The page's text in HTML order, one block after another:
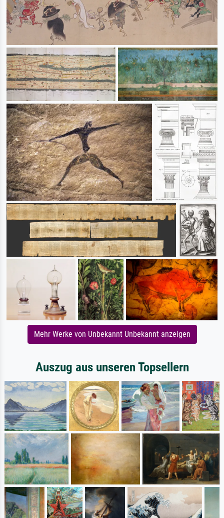
Mehr Werke von Unbekannt Unbekannt anzeigen
Auszug aus unseren Topsellern